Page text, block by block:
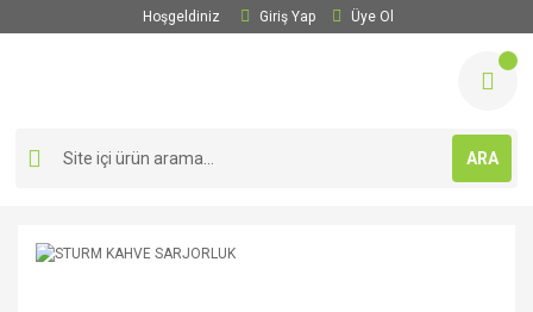
Hoşgeldiniz Giriş Yap Üye Ol
ARA